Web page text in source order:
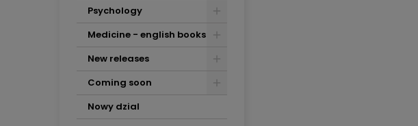
Psychology
Medicine - english books
New releases
Coming soon
Nowy dzial